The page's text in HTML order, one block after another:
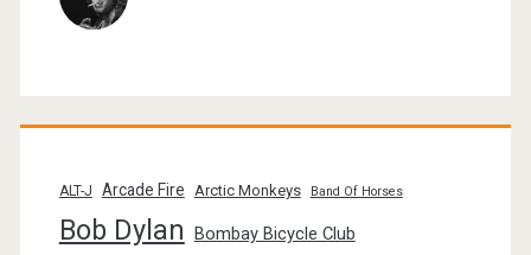
ALT-J Arcade Fire Arctic Monkeys Band Of Horses
Bob Dylan Bombay Bicycle Club